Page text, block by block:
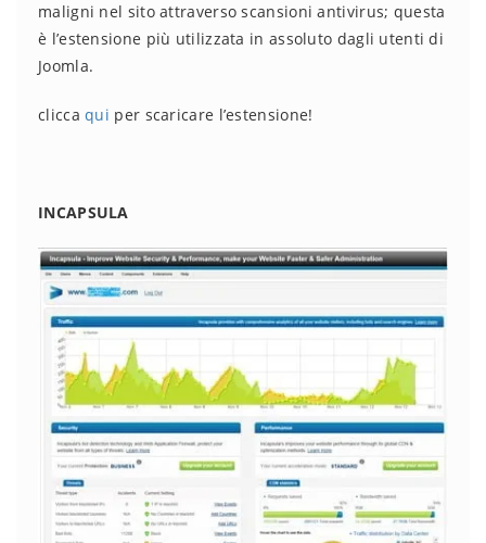
maligni nel sito attraverso scansioni antivirus; questa
è l’estensione più utilizzata in assoluto dagli utenti di
Joomla.
cliccaqui per scaricare l’estensione!
INCAPSULA